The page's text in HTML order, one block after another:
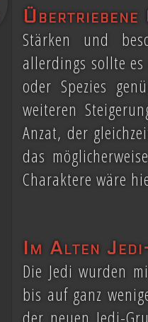
Übertriebene
Stärken und
allerdings sollte
oder Spezies
weiteren
Anzat, der
das
Charaktere wäre
Im Alten
Die Jedi wurden
bis auf ganz